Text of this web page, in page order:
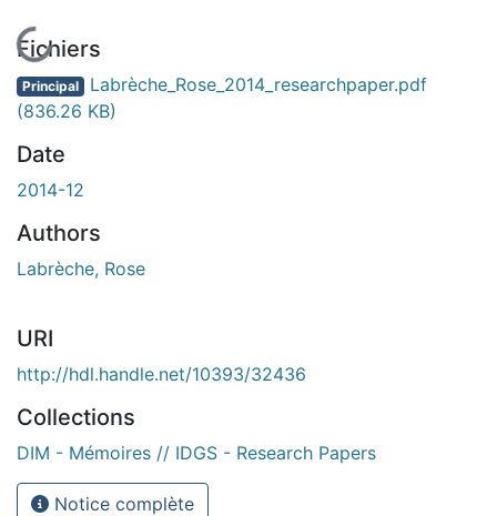
En cours de chargement...
Fichiers
Principal Labrèche_Rose_2014_researchpaper.pdf
(836.26 KB)
Date
2014-12
Authors
Labrèche, Rose
URI
http://hdl.handle.net/10393/32436
Collections
DIM - Mémoires // IDGS - Research Papers
Notice complète